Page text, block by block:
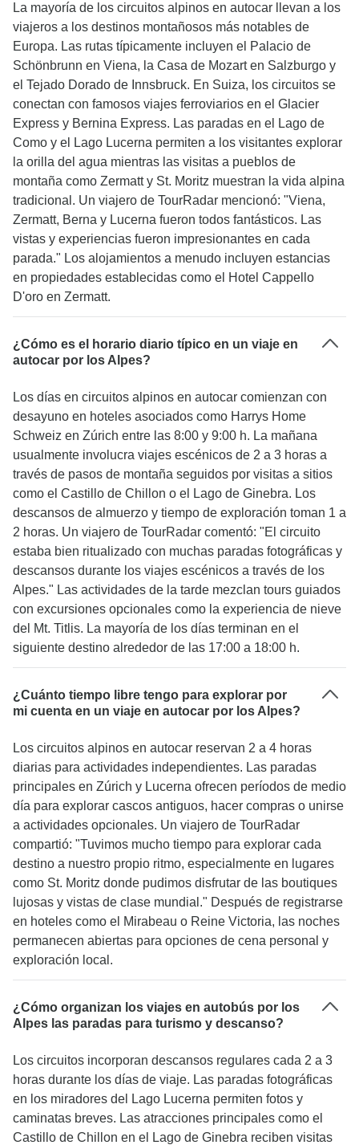
La mayoría de los circuitos alpinos en autocar llevan a los
viajeros a los destinos montañosos más notables de
Europa. Las rutas típicamente incluyen el Palacio de
Schönbrunn en Viena, la Casa de Mozart en Salzburgo y
el Tejado Dorado de Innsbruck. En Suiza, los circuitos se
conectan con famosos viajes ferroviarios en el Glacier
Express y Bernina Express. Las paradas en el Lago de
Como y el Lago Lucerna permiten a los visitantes explorar
la orilla del agua mientras las visitas a pueblos de
montaña como Zermatt y St. Moritz muestran la vida alpina
tradicional. Un viajero de TourRadar mencionó: "Viena,
Zermatt, Berna y Lucerna fueron todos fantásticos. Las
vistas y experiencias fueron impresionantes en cada
parada." Los alojamientos a menudo incluyen estancias
en propiedades establecidas como el Hotel Cappello
D'oro en Zermatt.
¿Cómo es el horario diario típico en un viaje en
autocar por los Alpes?
Los días en circuitos alpinos en autocar comienzan con
desayuno en hoteles asociados como Harrys Home
Schweiz en Zúrich entre las 8:00 y 9:00 h. La mañana
usualmente involucra viajes escénicos de 2 a 3 horas a
través de pasos de montaña seguidos por visitas a sitios
como el Castillo de Chillon o el Lago de Ginebra. Los
descansos de almuerzo y tiempo de exploración toman 1 a
2 horas. Un viajero de TourRadar comentó: "El circuito
estaba bien ritualizado con muchas paradas fotográficas y
descansos durante los viajes escénicos a través de los
Alpes." Las actividades de la tarde mezclan tours guiados
con excursiones opcionales como la experiencia de nieve
del Mt. Titlis. La mayoría de los días terminan en el
siguiente destino alrededor de las 17:00 a 18:00 h.
¿Cuánto tiempo libre tengo para explorar por
mi cuenta en un viaje en autocar por los Alpes?
Los circuitos alpinos en autocar reservan 2 a 4 horas
diarias para actividades independientes. Las paradas
principales en Zúrich y Lucerna ofrecen períodos de medio
día para explorar cascos antiguos, hacer compras o unirse
a actividades opcionales. Un viajero de TourRadar
compartió: "Tuvimos mucho tiempo para explorar cada
destino a nuestro propio ritmo, especialmente en lugares
como St. Moritz donde pudimos disfrutar de las boutiques
lujosas y vistas de clase mundial." Después de registrarse
en hoteles como el Mirabeau o Reine Victoria, las noches
permanecen abiertas para opciones de cena personal y
exploración local.
¿Cómo organizan los viajes en autobús por los
Alpes las paradas para turismo y descanso?
Los circuitos incorporan descansos regulares cada 2 a 3
horas durante los días de viaje. Las paradas fotográficas
en los miradores del Lago Lucerna permiten fotos y
caminatas breves. Las atracciones principales como el
Castillo de Chillon en el Lago de Ginebra reciben visitas